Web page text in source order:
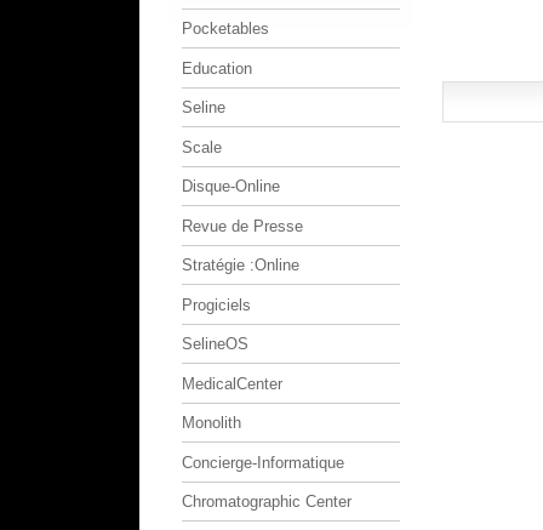
Pocketables
Education
Seline
Scale
Disque-Online
Revue de Presse
Stratégie :Online
Progiciels
SelineOS
MedicalCenter
Monolith
Concierge-Informatique
Chromatographic Center